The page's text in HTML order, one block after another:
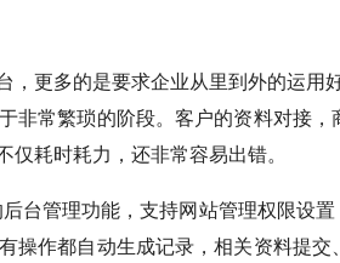
更多的是要求企业从里到外的运用
非常繁琐的阶段。客户的资料对接
耗时耗力，还非常容易出错。
台管理功能，支持网站管理权限设
操作都自动生成记录，相关资料提